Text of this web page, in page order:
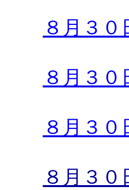
８月３
８月３
８月３
８月３